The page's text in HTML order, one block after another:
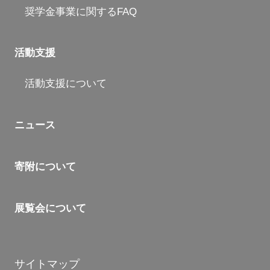
奨学金事業に関するFAQ
活動支援
活動支援について
ニュース
寄附について
展覧会について
サイトマップ